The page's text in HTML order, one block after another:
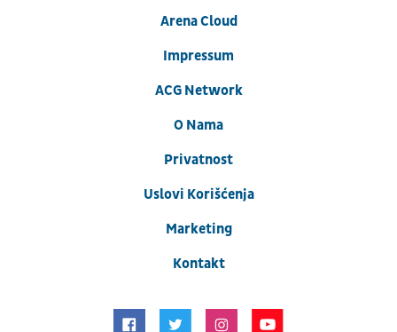
Arena Cloud
Impressum
ACG Network
O Nama
Privatnost
Uslovi Korišćenja
Marketing
Kontakt